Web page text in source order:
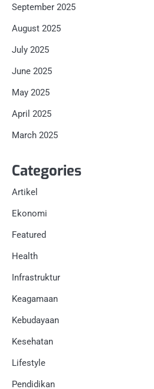
September 2025
August 2025
July 2025
June 2025
May 2025
April 2025
March 2025
Categories
Artikel
Ekonomi
Featured
Health
Infrastruktur
Keagamaan
Kebudayaan
Kesehatan
Lifestyle
Pendidikan